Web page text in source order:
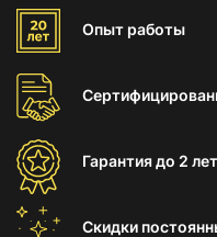
Опыт работы
Гарантиядо 2 лет
Скидки